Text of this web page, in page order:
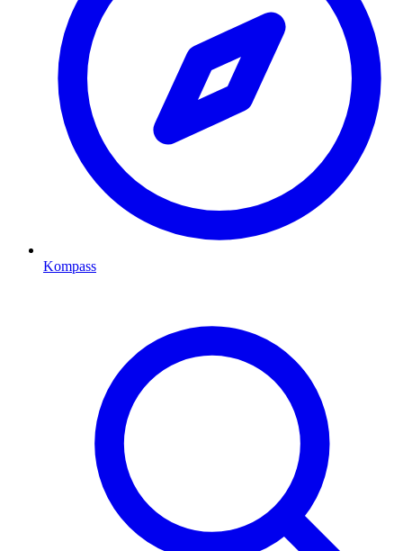
Kompass